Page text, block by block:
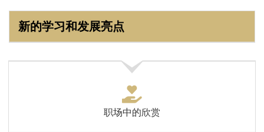
新的学习和发展亮点
职场中的欣赏